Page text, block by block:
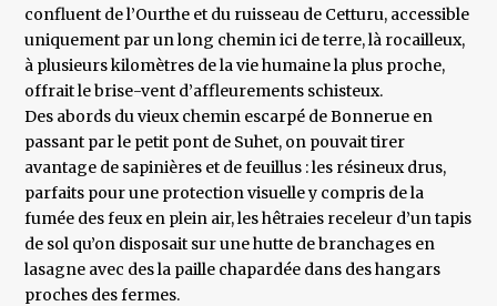
confluent de l’Ourthe et du ruisseau de Cetturu, accessible
uniquement par un long chemin ici de terre, là rocailleux,
à plusieurs kilomètres de la vie humaine la plus proche,
offrait le brise-vent d’affleurements schisteux.
Des abords du vieux chemin escarpé de Bonnerue en
passant par le petit pont de Suhet, on pouvait tirer
avantage de sapinières et de feuillus : les résineux drus,
parfaits pour une protection visuelle y compris de la
fumée des feux en plein air, les hêtraies receleur d’un tapis
de sol qu’on disposait sur une hutte de branchages en
lasagne avec des la paille chapardée dans des hangars
proches des fermes.